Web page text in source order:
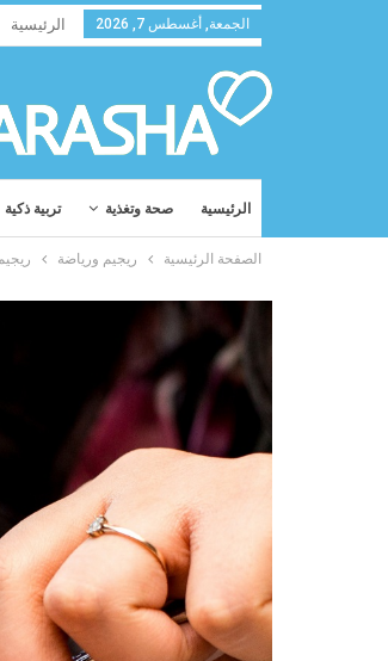
الجمعة, أغسطس 7, 2026 الرئيسية
الرئيسية صحة وتغذية تربية ذكية
الصفحة الرئيسية ريجيم ورياضة